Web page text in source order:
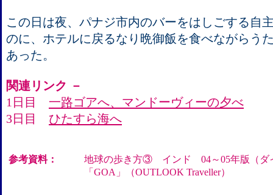
この日は夜、パナジ市内のバーをはしごする自
のに、ホテルに戻るなり晩御飯を食べながらう
あった。
関連リンク －
1日目 一路ゴアへ、マンドーヴィーの夕べ
3日目 ひたすら海へ
参考資料：
地球の歩き方③ インド 04～05年版（ダ
「GOA」（OUTLOOK Traveller）